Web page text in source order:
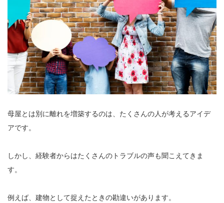
母屋とは別に離れを増築するのは、たくさんの人が考えるアイデ
アです。
しかし、経験者からはたくさんのトラブルの声も聞こえてきま
す。
例えば、建物として捉えたときの勘違いがあります。